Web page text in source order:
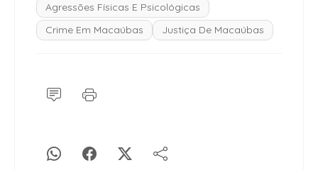
Agressões Físicas E Psicológicas
Crime Em Macaúbas
Justiça De Macaúbas